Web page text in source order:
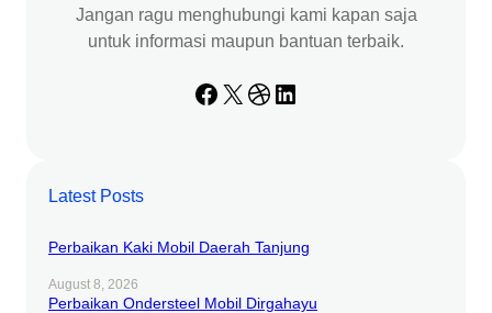
Jangan ragu menghubungi kami kapan saja
untuk informasi maupun bantuan terbaik.
Facebook X Dribbble LinkedIn
Latest Posts
Perbaikan Kaki Mobil Daerah Tanjung
August 8, 2026
Perbaikan Ondersteel Mobil Dirgahayu